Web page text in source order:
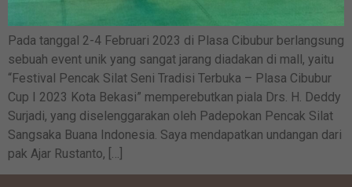
Pada tanggal 2-4 Februari 2023 di Plasa Cibubur berlangsung
sebuah event unik yang sangat jarang diadakan di mall, yaitu
“Festival Pencak Silat Seni Tradisi Terbuka – Plasa Cibubur
Cup I 2023 Kota Bekasi” memperebutkan piala Drs. H. Deddy
Surjadi, yang diselenggarakan oleh Padepokan Pencak Silat
Sangsaka Buana Indonesia. Saya mendapatkan undangan dari
pak Ajar Rustanto, […]